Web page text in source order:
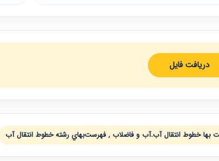
دریافت فایل
بها خطوط انتقال آب.آب و فاضلاب , فهرست‌بهاي رشته خطوط انتقال آب